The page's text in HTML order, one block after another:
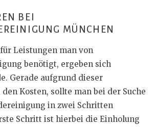
BEI
MÜNCHEN
Leistungen man von
benötigt, ergeben sich
Gerade aufgrund dieser
Kosten, sollte man bei der Suche
in zwei Schritten
Schritt ist hierbei die Einholung